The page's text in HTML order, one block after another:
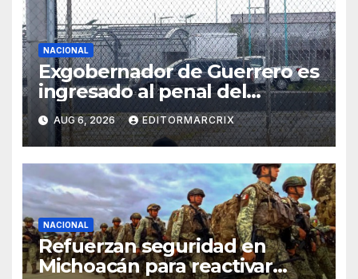
NACIONAL
Exgobernador de Guerrero es
ingresado al penal del
Altiplano por el caso
Ayotzinapa
AUG 6, 2026 EDITORMARCRIX
NACIONAL
Refuerzan seguridad en
Michoacán para reactivar